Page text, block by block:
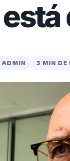
ADMIN 3 MIN DE